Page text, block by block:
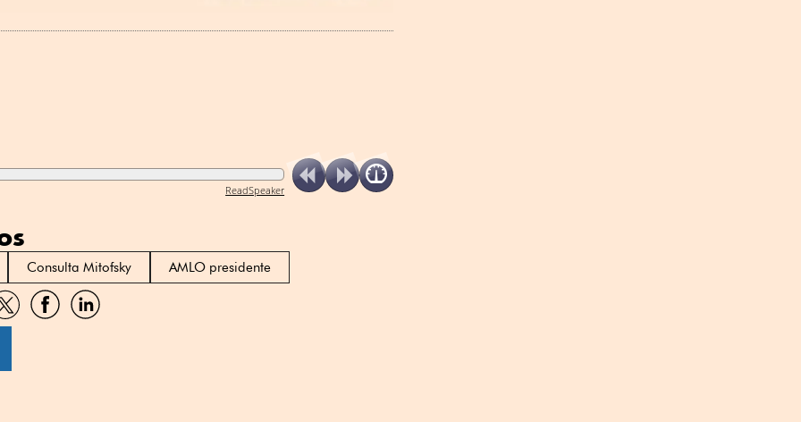
ReadSpeaker
Consulta Mitofsky AMLO presidente
Compartir
por
CompartirCompartir